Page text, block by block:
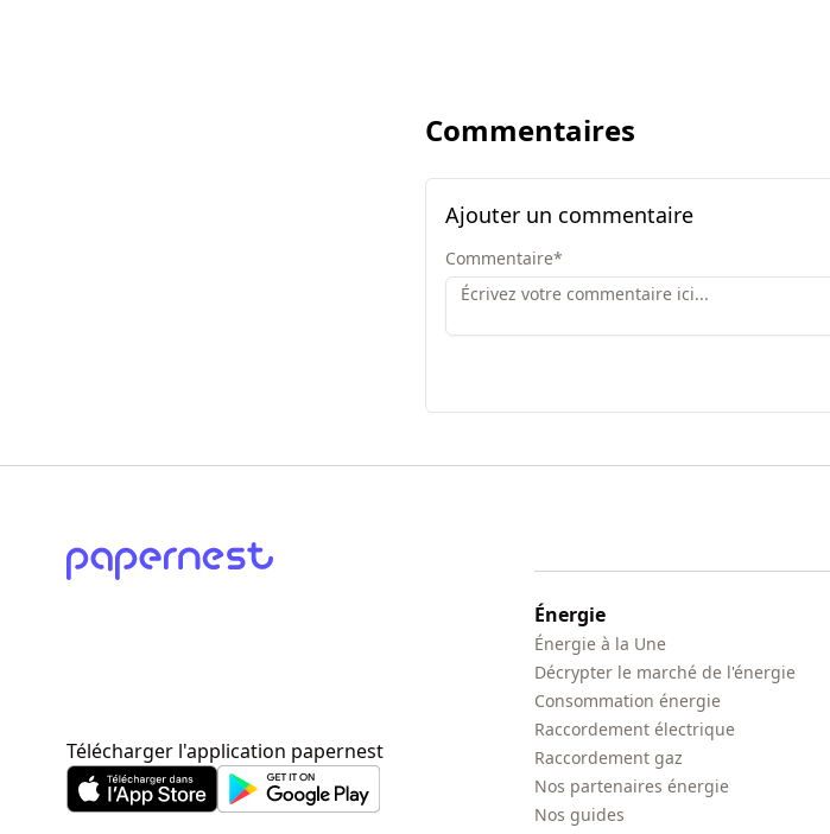
Commentaires
Ajouter un commentaire
Commentaire*
Télécharger l'application papernest
Énergie
Énergie à la Une
Décrypter le marché de l'énergie
Consommation énergie
Raccordement électrique
Raccordement gaz
Nos partenaires énergie
Nos guides